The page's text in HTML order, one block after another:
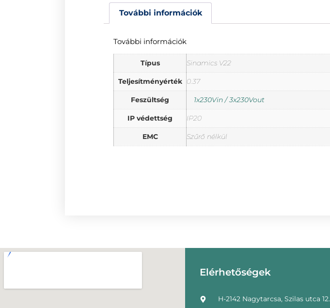
További információk
További információk
Típus Sinamics V22
Teljesítményérték 0.37
Feszültség 1x230Vin / 3x230Vout
IP védettség IP20
EMC Szűrő nélkül
Elérhetőségek
H-2142 Nagytarcsa, Szilas utca 12.